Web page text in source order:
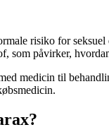
risiko for
som påvirker,
medicin til